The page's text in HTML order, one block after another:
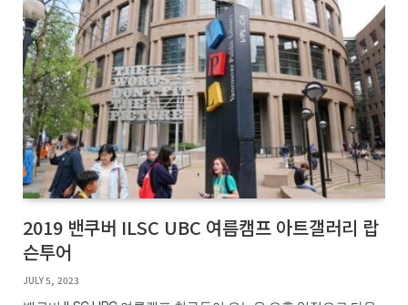
2019 밴쿠버 ILSC UBC 여름캠프 아트갤러리 랍
슨투어
JULY 5, 2023